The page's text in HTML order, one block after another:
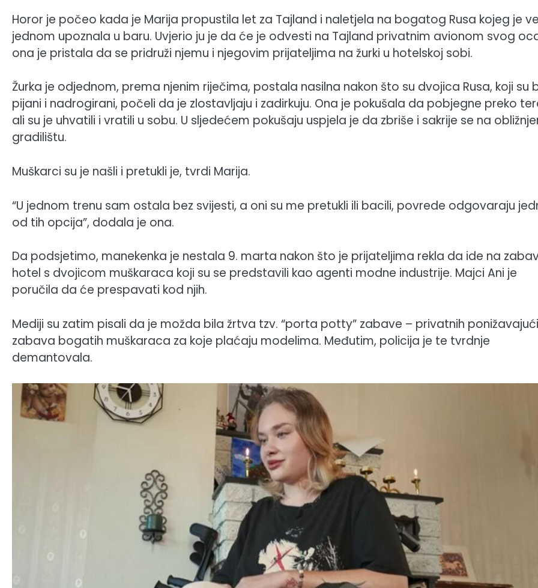
Horor je počeo kada je Marija propustila let za Tajland i naletjela na bogatog Rusa kojeg je
jednom upoznala u baru. Uvjerio ju je da će je odvesti na Tajland privatnim avionom svog
ona je pristala da se pridruži njemu i njegovim prijateljima na žurki u hotelskoj sobi.
Žurka je odjednom, prema njenim riječima, postala nasilna nakon što su dvojica Rusa, koji su
pijani i nadrogirani, počeli da je zlostavljaju i zadirkuju. Ona je pokušala da pobjegne preko
ali su je uhvatili i vratili u sobu. U sljedećem pokušaju uspjela je da zbriše i sakrije se na
gradilištu.
Muškarci su je našli i pretukli je, tvrdi Marija.
“U jednom trenu sam ostala bez svijesti, a oni su me pretukli ili bacili, povrede odgovaraju
od tih opcija”, dodala je ona.
Da podsjetimo, manekenka je nestala 9. marta nakon što je prijateljima rekla da ide na
hotel s dvojicom muškaraca koji su se predstavili kao agenti modne industrije. Majci Ani je
poručila da će prespavati kod njih.
Mediji su zatim pisali da je možda bila žrtva tzv. “porta potty” zabave – privatnih
zabava bogatih muškaraca za koje plaćaju modelima. Međutim, policija je te tvrdnje
demantovala.